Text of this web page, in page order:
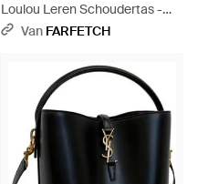
Loulou Leren Schoudertas -
Zwart
Van FARFETCH